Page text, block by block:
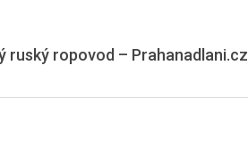
ruský ropovod – Prahanadlani.cz